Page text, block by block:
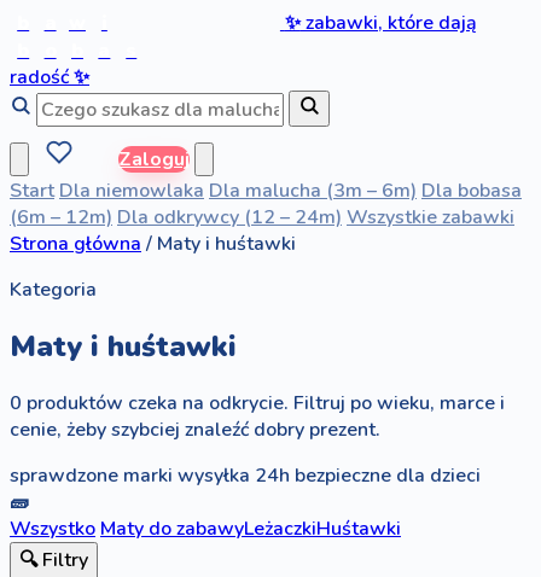
✨zabawki, które dają
radość✨
Zaloguj
Start Dla niemowlaka Dla malucha (3m – 6m) Dla bobasa
(6m – 12m) Dla odkrywcy (12 – 24m) Wszystkie zabawki
Strona główna / Maty i huśtawki
Kategoria
Maty i huśtawki
0 produktów czeka na odkrycie. Filtruj po wieku, marce i
cenie, żeby szybciej znaleźć dobry prezent.
sprawdzone marki wysyłka 24h bezpieczne dla dzieci
🧱
Wszystko Maty do zabawyLeżaczkiHuśtawki
🔍 Filtry